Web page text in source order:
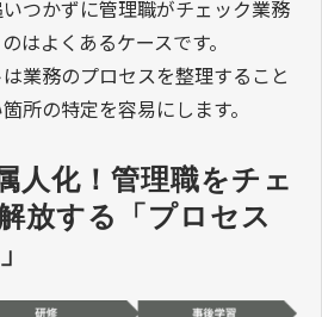
つかずに管理職がチェック業務
よくあるケースです。
業務のプロセスを整理すること
所の特定を容易にします。
人化！管理職をチェ
放する「プロセス